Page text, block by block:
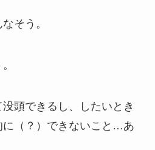
そう。
頭できるし、したいとき
（？）できないこと…あ